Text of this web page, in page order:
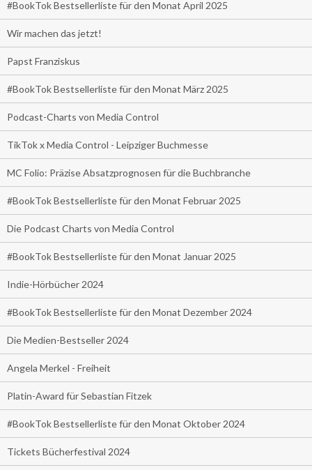
#BookTok Bestsellerliste für den Monat April 2025
Wir machen das jetzt!
Papst Franziskus
#BookTok Bestsellerliste für den Monat März 2025
Podcast-Charts von Media Control
TikTok x Media Control - Leipziger Buchmesse
MC Folio: Präzise Absatzprognosen für die Buchbranche
#BookTok Bestsellerliste für den Monat Februar 2025
Die Podcast Charts von Media Control
#BookTok Bestsellerliste für den Monat Januar 2025
Indie-Hörbücher 2024
#BookTok Bestsellerliste für den Monat Dezember 2024
Die Medien-Bestseller 2024
Angela Merkel - Freiheit
Platin-Award für Sebastian Fitzek
#BookTok Bestsellerliste für den Monat Oktober 2024
Tickets Bücherfestival 2024